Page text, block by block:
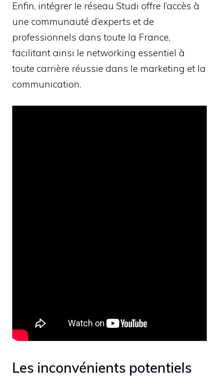
Enfin, intégrer le réseau Studi offre l’accès à
une communauté d’experts et de
professionnels dans toute la France,
facilitant ainsi le networking essentiel à
toute carrière réussie dans le marketing et la
communication.
Les inconvénients potentiels